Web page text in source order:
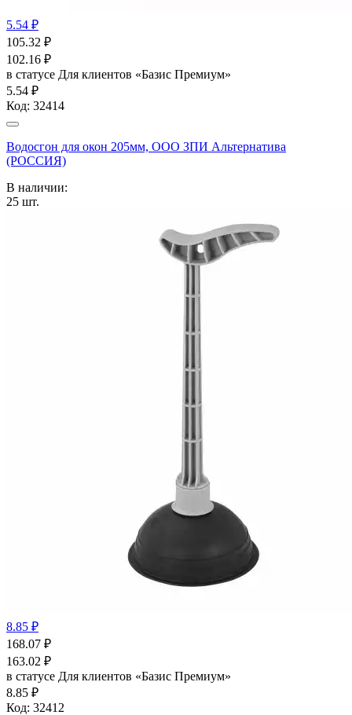
5.54 ₽
105.32 ₽
102.16 ₽
в статусе Для клиентов «Базис Премиум»
5.54 ₽
Код: 32414
Водосгон для окон 205мм, ООО ЗПИ Альтернатива
(РОССИЯ)
В наличии:
25 шт.
8.85 ₽
168.07 ₽
163.02 ₽
в статусе Для клиентов «Базис Премиум»
8.85 ₽
Код: 32412